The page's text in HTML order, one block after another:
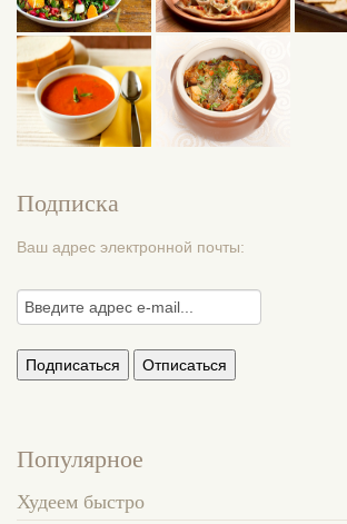
Подписка
Ваш адрес электронной почты:
Популярное
Худеем быстро